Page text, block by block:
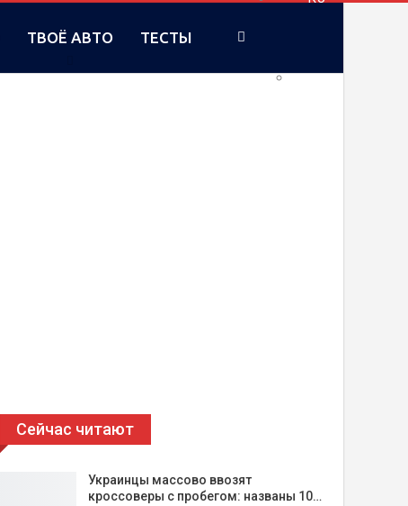
UA
ТВОЁ АВТО ТЕСТЫ
Сейчас читают
Украинцы массово ввозят
кроссоверы с пробегом: названы 10…